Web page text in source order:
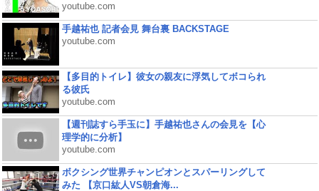
youtube.com
手越祐也 記者会見 舞台裏 BACKSTAGE
youtube.com
【多目的トイレ】彼女の親友に浮気してボコられ
る彼氏
youtube.com
【週刊誌すら手玉に】手越祐也さんの会見を【心
理学的に分析】
youtube.com
ボクシング世界チャンピオンとスパーリングして
みた 【京口紘人VS朝倉海...